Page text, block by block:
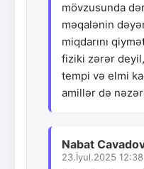
mövzusunda
məqalənin
miqdarını
fiziki zərər
tempi və elmi
amillər də
Nabat
23.İyul.2025 12:38